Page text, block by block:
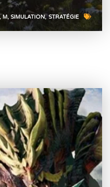
M SIMULATION STRATÉGIE